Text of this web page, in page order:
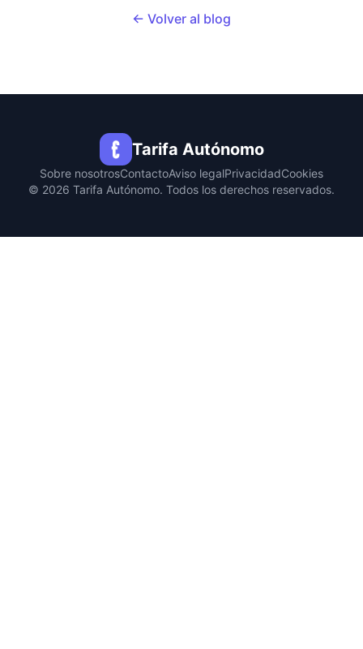
← Volver al blog
Tarifa Autónomo
Sobre nosotrosContactoAviso legalPrivacidadCookies
© 2026 Tarifa Autónomo. Todos los derechos reservados.